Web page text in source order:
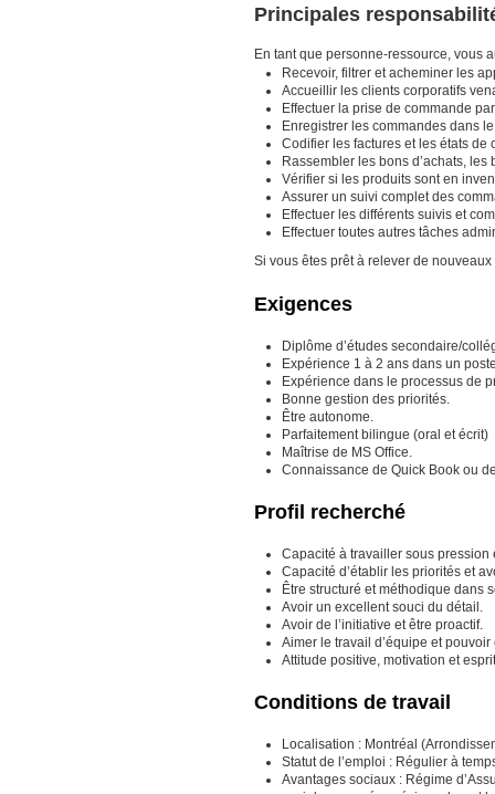
Principales
En tant que personne-ressource, vous
Recevoir, filtrer et acheminer les
Accueillir les clients corporatifs
Effectuer la prise de commande
Enregistrer les commandes dans
Codifier les factures et les états de
Rassembler les bons d’achats,
Vérifier si les produits sont en
Assurer un suivi complet des
Effectuer les différents suivis et
Effectuer toutes autres tâches
Si vous êtes prêt à relever de
Exigences
Diplôme d’études secondaire/
Expérience 1 à 2 ans dans un
Expérience dans le processus de
Bonne gestion des priorités.
Être autonome.
Parfaitement bilingue (oral et écrit)
Maîtrise de MS Office.
Connaissance de Quick Book ou
Profil recherché
Capacité à travailler sous
Capacité d’établir les priorités et
Être structuré et méthodique dans
Avoir un excellent souci du détail.
Avoir de l’initiative et être proactif.
Aimer le travail d’équipe et
Attitude positive, motivation et
Conditions de travail
Localisation : Montréal
Statut de l’emploi : Régulier à
Avantages sociaux : Régime